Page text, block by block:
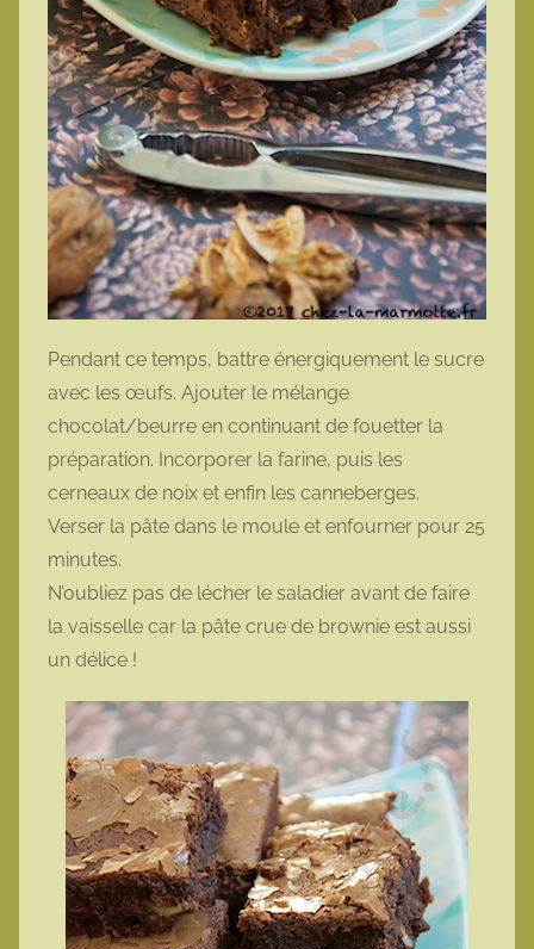
Pendant ce temps, battre énergiquement le sucre
avec les œufs. Ajouter le mélange
chocolat/beurre en continuant de fouetter la
préparation. Incorporer la farine, puis les
cerneaux de noix et enfin les canneberges.
Verser la pâte dans le moule et enfourner pour 25
minutes.
N’oubliez pas de lécher le saladier avant de faire
la vaisselle car la pâte crue de brownie est aussi
un délice !